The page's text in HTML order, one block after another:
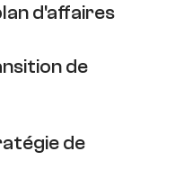
d'affaires
de
de